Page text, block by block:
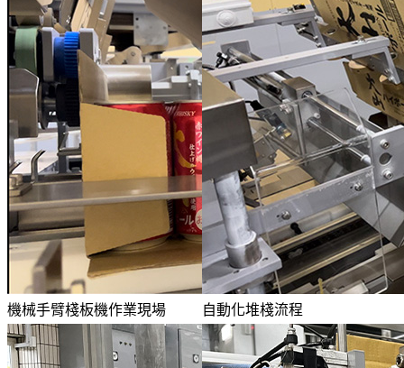
機械手臂棧板機作業現場 自動化堆棧流程